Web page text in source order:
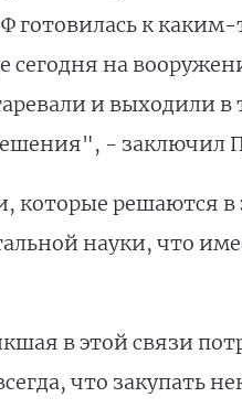
готовилась к
на
и
- заключил
которые решаются
науки, что
в этой связи
что закупать